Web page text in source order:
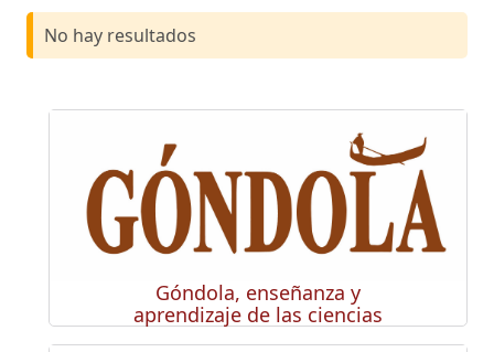
No hay resultados
Góndola, enseñanza y
aprendizaje de las ciencias